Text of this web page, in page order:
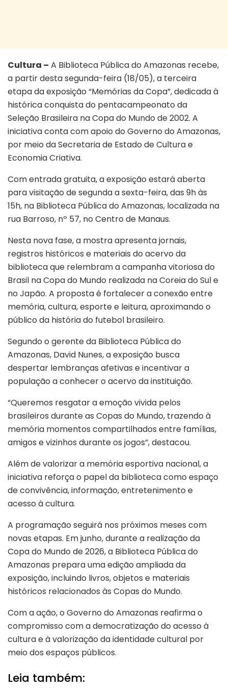
Cultura – A Biblioteca Pública do Amazonas recebe,
a partir desta segunda-feira (18/05), a terceira
etapa da exposição “Memórias da Copa”, dedicada à
histórica conquista do pentacampeonato da
Seleção Brasileira na Copa do Mundo de 2002. A
iniciativa conta com apoio do Governo do Amazonas,
por meio da Secretaria de Estado de Cultura e
Economia Criativa.
Com entrada gratuita, a exposição estará aberta
para visitação de segunda a sexta-feira, das 9h às
15h, na Biblioteca Pública do Amazonas, localizada na
rua Barroso, nº 57, no Centro de Manaus.
Nesta nova fase, a mostra apresenta jornais,
registros históricos e materiais do acervo da
biblioteca que relembram a campanha vitoriosa do
Brasil na Copa do Mundo realizada na Coreia do Sul e
no Japão. A proposta é fortalecer a conexão entre
memória, cultura, esporte e leitura, aproximando o
público da história do futebol brasileiro.
Segundo o gerente da Biblioteca Pública do
Amazonas, David Nunes, a exposição busca
despertar lembranças afetivas e incentivar a
população a conhecer o acervo da instituição.
“Queremos resgatar a emoção vivida pelos
brasileiros durante as Copas do Mundo, trazendo à
memória momentos compartilhados entre famílias,
amigos e vizinhos durante os jogos”, destacou.
Além de valorizar a memória esportiva nacional, a
iniciativa reforça o papel da biblioteca como espaço
de convivência, informação, entretenimento e
acesso à cultura.
A programação seguirá nos próximos meses com
novas etapas. Em junho, durante a realização da
Copa do Mundo de 2026, a Biblioteca Pública do
Amazonas prepara uma edição ampliada da
exposição, incluindo livros, objetos e materiais
históricos relacionados às Copas do Mundo.
Com a ação, o Governo do Amazonas reafirma o
compromisso com a democratização do acesso à
cultura e à valorização da identidade cultural por
meio dos espaços públicos.
Leia também: